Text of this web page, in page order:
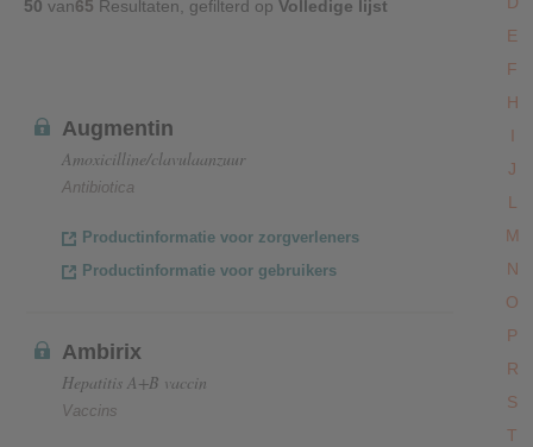
50 van65 Resultaten, gefilterd op Volledige lijst
Augmentin
Amoxicilline/clavulaanzuur
Antibiotica
Productinformatie voor zorgverleners
Productinformatie voor gebruikers
Ambirix
Hepatitis A+B vaccin
Vaccins
E
F
H
I
J
L
M
N
O
P
R
S
T